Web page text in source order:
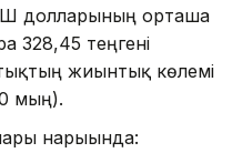
долларының орташа
328,45 теңгені
жиынтық көлемі
мың).
нарығында: